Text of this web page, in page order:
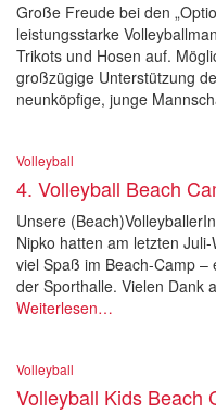
Große Freude bei den
leistungsstarke
Trikots und Hosen auf.
großzügige Unterstützung
neunköpfige, junge
Volleyball
4. Volleyball Beach
Unsere
Nipko hatten am letzten
viel Spaß im Beach-Camp
der Sporthalle. Vielen Dank
Weiterlesen…
Volleyball
Volleyball Kids Beach